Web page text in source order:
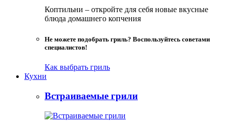
Коптильни – откройте для себя новые вкусные
блюда домашнего копчения
Не можете подобрать гриль? Воспользуйтесь советами
специалистов!
Как выбрать гриль
Кухни
Встраиваемые грили